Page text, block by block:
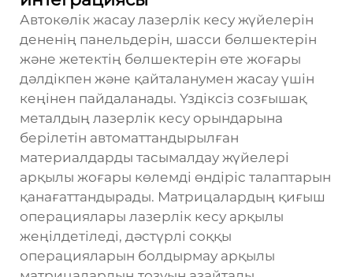
Автокөлік жасау лазерлік кесу жүйелерін
дененің панельдерін, шасси бөлшектерін
және жетектің бөлшектерін өте жоғары
дәлдікпен және қайталанумен жасау үшін
кеңінен пайдаланады. Үздіксіз созғышақ
металдың лазерлік кесу орындарына
берілетін автоматтандырылған
материалдарды тасымалдау жүйелері
арқылы жоғары көлемді өндіріс талаптарын
қанағаттандырады. Матрицалардың қиғыш
операциялары лазерлік кесу арқылы
жеңілдетіледі, дәстүрлі соққы
операцияларын болдырмау арқылы